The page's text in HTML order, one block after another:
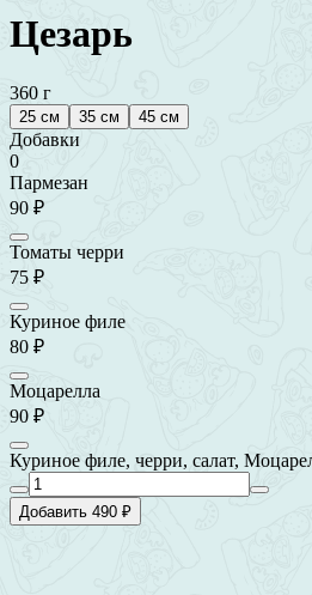
Цезарь
360 г
25 см 35 см 45 см
Добавки
0
Пармезан
90 ₽
Томаты черри
75 ₽
Куриное филе
80 ₽
Моцарелла
90 ₽
Куриное филе, черри, салат,
Добавить 490 ₽